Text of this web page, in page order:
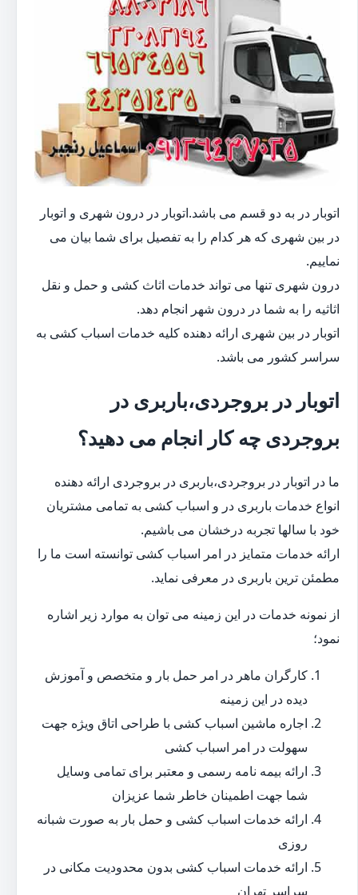
اتوبار در به دو قسم می باشد.اتوبار در درون شهری و اتوبار
در بین شهری که هر کدام را به تفصیل برای شما بیان می
نماییم.
درون شهری تنها می تواند خدمات اثاث کشی و حمل و نقل
اثاثیه را به شما در درون شهر انجام دهد.
اتوبار در بین شهری ارائه دهنده کلیه خدمات اسباب کشی به
سراسر کشور می باشد.
اتوبار در بروجردی،باربری در
بروجردی چه کار انجام می دهید؟
ما در اتوبار در بروجردی،باربری در بروجردی ارائه دهنده
انواع خدمات باربری در و اسباب کشی به تمامی مشتریان
خود با سالها تجربه درخشان می باشیم.
ارائه خدمات متمایز در امر اسباب کشی توانسته است ما را
مطمئن ترین باربری در معرفی نماید.
از نمونه خدمات در این زمینه می توان به موارد زیر اشاره
نمود؛
کارگران ماهر در امر حمل بار و متخصص و آموزش
دیده در این زمینه
اجاره ماشین اسباب کشی با طراحی اتاق ویژه جهت
سهولت در امر اسباب کشی
ارائه بیمه نامه رسمی و معتبر برای تمامی وسایل
شما جهت اطمینان خاطر شما عزیزان
ارائه خدمات اسباب کشی و حمل بار به صورت شبانه
روزی
ارائه خدمات اسباب کشی بدون محدودیت مکانی در
سراسر تهران